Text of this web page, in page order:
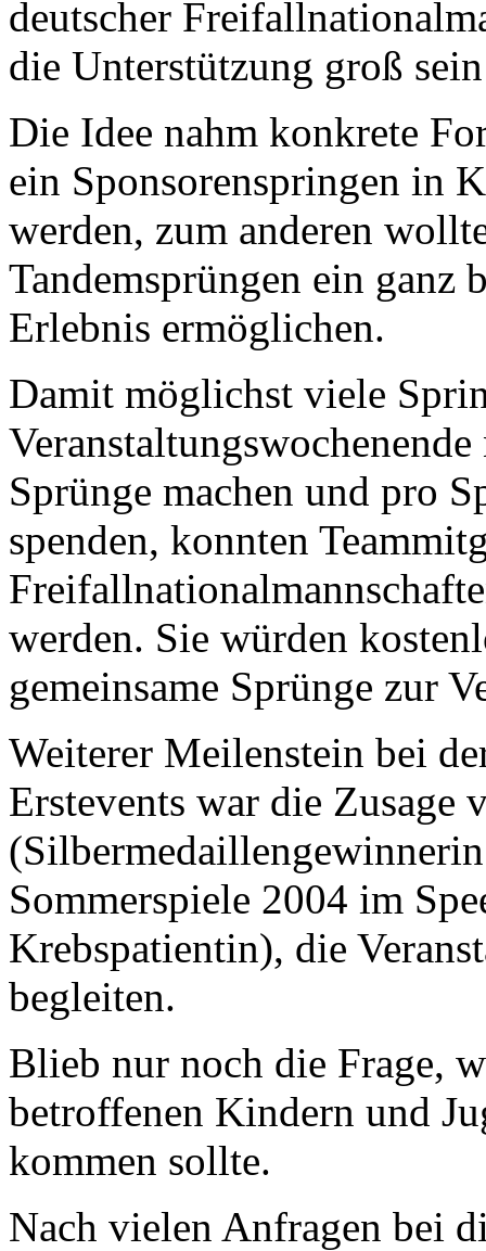
deutscher
die Unterstützung groß
Die Idee nahm konkrete
ein Sponsorenspringen in
werden, zum anderen
Tandemsprüngen ein ganz
Erlebnis ermöglichen.
Damit möglichst viele
Sprünge machen und pro
spenden, konnten
werden. Sie würden
gemeinsame Sprünge zur
Weiterer Meilenstein bei
Erstevents war die Zusage
Sommerspiele 2004 im
Krebspatientin), die
begleiten.
Blieb nur noch die Frage,
betroffenen Kindern und
kommen sollte.
Nach vielen Anfragen bei